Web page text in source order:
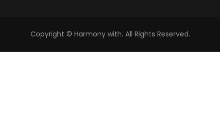
Copyright © Harmony with. All Rights Reserved.